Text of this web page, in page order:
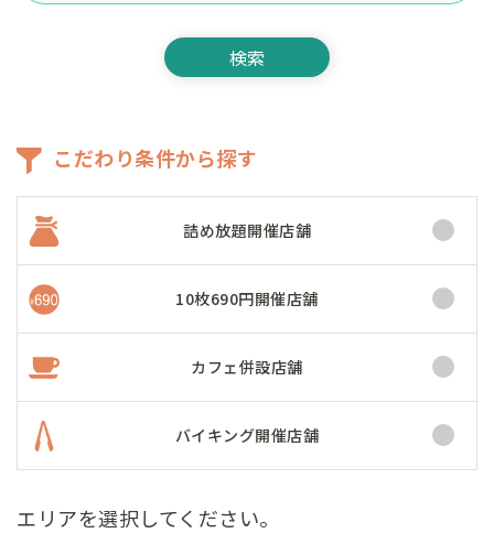
こだわり条件から探す
詰め放題開催店舗
10枚690円開催店舗
カフェ併設店舗
バイキング開催店舗
エリアを選択してください。